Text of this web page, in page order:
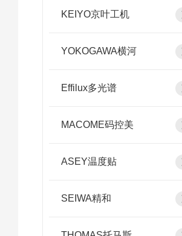
KEIYO京叶工机
YOKOGAWA横河
Effilux多光谱
MACOME码控美
ASEY温度贴
SEIWA精和